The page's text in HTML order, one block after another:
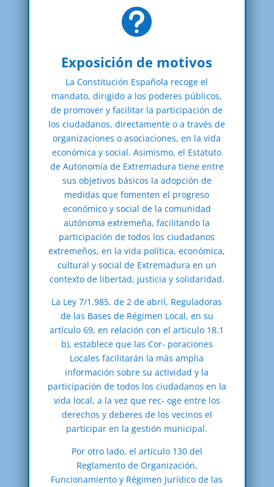

Exposición de motivos
La Constitución Española recoge el
mandato, dirigido a los poderes públicos,
de promover y facilitar la participación de
los ciudadanos, directamente o a través de
organizaciones o asociaciones, en la vida
económica y social. Asimismo, el Estatuto
de Autonomía de Extremadura tiene entre
sus objetivos básicos la adopción de
medidas que fomenten el progreso
económico y social de la comunidad
autónoma extremeña, facilitando la
participación de todos los ciudadanos
extremeños, en la vida política, económica,
cultural y social de Extremadura en un
contexto de libertad, justicia y solidaridad.
La Ley 7/1.985, de 2 de abril, Reguladoras
de las Bases de Régimen Local, en su
artículo 69, en relación con el articulo 18.1
b), establece que las Cor- poraciones
Locales facilitarán la más amplia
información sobre su actividad y la
participación de todos los ciudadanos en la
vida local, a la vez que rec- oge entre los
derechos y deberes de los vecinos el
participar en la gestión municipal.
Por otro lado, el artículo 130 del
Reglamento de Organización,
Funcionamiento y Régimen Jurídico de las